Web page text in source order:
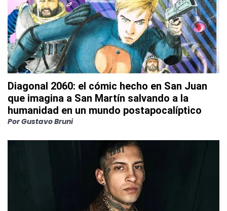
Diagonal 2060: el cómic hecho en San Juan
que imagina a San Martín salvando a la
humanidad en un mundo postapocalíptico
PorGustavo Bruni